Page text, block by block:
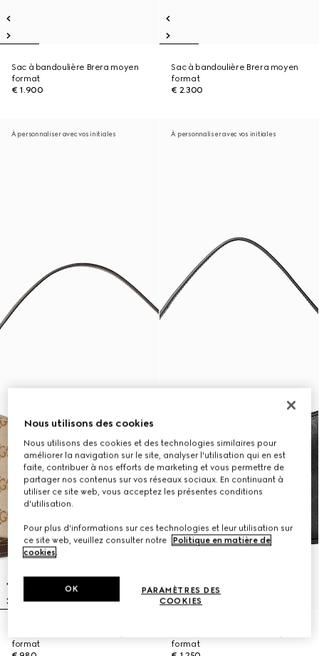
Sac à bandoulière Brera moyen
format
€ 1.900
Sac à bandoulière Brera moyen
format
€ 2.300
À personnaliser avec vos initiales
format
À personnaliser avec vos initiales
format
Nous utilisons des cookies
Nous utilisons des cookies et des technologies similaires pour
améliorer la navigation sur le site, analyser l'utilisation qui en est
faite, contribuer à nos efforts de marketing et vous permettre de
partager nos contenus sur vos réseaux sociaux. En continuant à
utiliser ce site web, vous acceptez les présentes conditions
d'utilisation.
Pour plus d'informations sur ces technologies et leur utilisation sur
ce site web, veuillez consulter notre
Politique en matière de
cookies.
PARAMÈTRES DES
COOKIES
OK